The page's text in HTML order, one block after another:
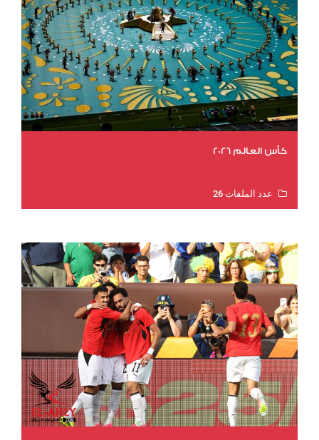
كأس العالم 2026
عدد الملفات 26